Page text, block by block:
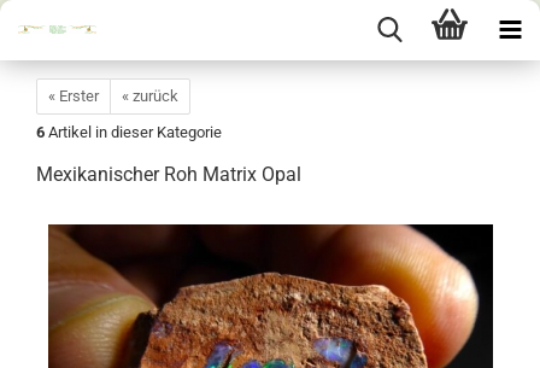
« Erster
« zurück
6 Artikel in dieser Kategorie
Mexikanischer Roh Matrix Opal